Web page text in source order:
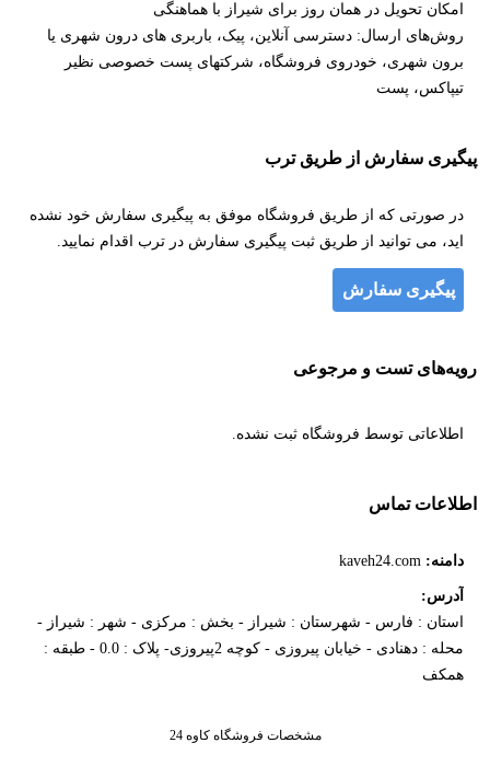
امکان تحویل در همان روز برای شیراز با هماهنگی
روش‌های ارسال: دسترسی آنلاین، پیک، باربری های درون شهری یا
برون شهری، خودروی فروشگاه، شرکتهای پست خصوصی نظیر
تیپاکس، پست
پیگیری سفارش از طریق ترب
در صورتی که از طریق فروشگاه موفق به پیگیری سفارش خود نشده
اید، می توانید از طریق ثبت پیگیری سفارش در ترب اقدام نمایید.
پیگیری سفارش
رویه‌های تست و مرجوعی
اطلاعاتی توسط فروشگاه ثبت نشده.
اطلاعات تماس
دامنه: kaveh24.com
آدرس:
استان : فارس - شهرستان : شیراز - بخش : مرکزی - شهر : شیراز -
محله : دهنادی - خیابان پیروزی - کوچه 2پیروزی- پلاک : 0.0 - طبقه :
همکف
مشخصات فروشگاه کاوه 24